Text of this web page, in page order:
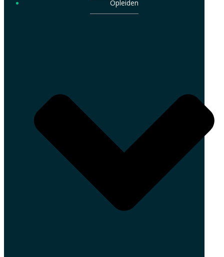
Opleiden